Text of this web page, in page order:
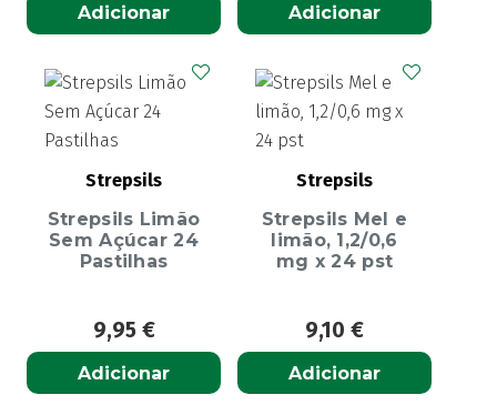
Adicionar Adicionar
Strepsils
Strepsils Limão
Sem Açúcar 24
Pastilhas
9,95 €
Adicionar
Strepsils
Strepsils Mel e
limão, 1,2/0,6
mg x 24 pst
9,10 €
Adicionar